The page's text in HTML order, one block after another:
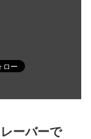
ーバーで